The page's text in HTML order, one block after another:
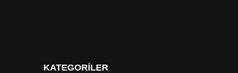
KATEGORİLER